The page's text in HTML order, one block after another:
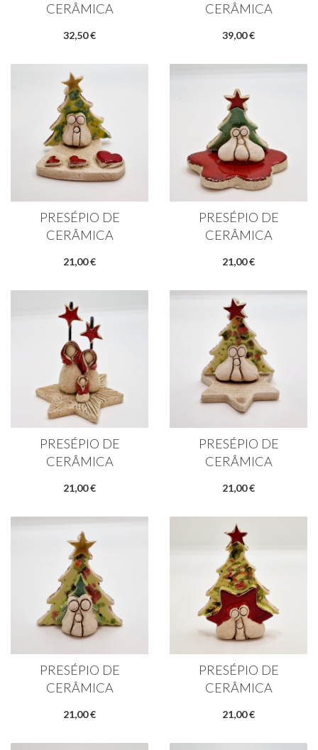
CERÂMICA
32,50 €
CERÂMICA
39,00 €
PRESÉPIO DE
CERÂMICA
21,00 €
PRESÉPIO DE
CERÂMICA
21,00 €
PRESÉPIO DE
CERÂMICA
21,00 €
PRESÉPIO DE
CERÂMICA
21,00 €
PRESÉPIO DE
CERÂMICA
21,00 €
PRESÉPIO DE
CERÂMICA
21,00 €